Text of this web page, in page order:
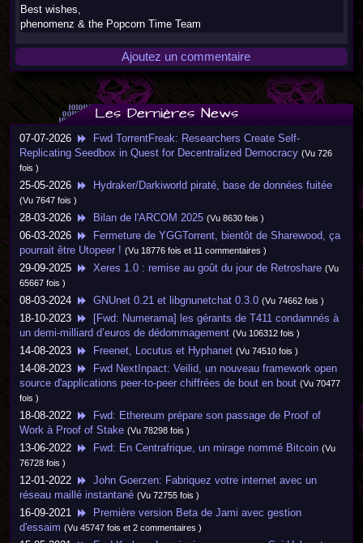
Best wishes,
phenomenz & the Popcorn Time Team
Ajoutez un commentaire
Les Dernières News
07-07-2026
Fwd TorrentFreak: Researchers Create Self-
Replicating Seedbox in Quest for Decentralized Democracy (Vu 726
fois )
25-05-2026 Hydraker/Darkiworld piraté, base de données fuitée
(Vu 7647 fois )
28-03-2026 Bilan de l'ARCOM 2025 (Vu 8630 fois )
06-03-2026
Fermeture de YGGTorrent, bientôt de Sharewood, ça
pourrait être Utopeer ! (Vu 18776 fois et 11 commentaires )
29-09-2025 Xeres 1.0 : remise au goût du jour de Retroshare (Vu
65667 fois )
08-03-2024 GNUnet 0.21 et libgnunetchat 0.3.0 (Vu 74662 fois )
18-10-2023
[Fwd: Numerama] les gérants de T411 condamnés à
un demi-milliard d’euros de dédommagement (Vu 106312 fois )
14-08-2023 Freenet, Locutus et Hyphanet (Vu 74510 fois )
14-08-2023
Fwd NextInpact: Veilid, un nouveau framework open
source d'applications peer-to-peer chiffrées de bout en bout (Vu 70477
fois )
18-08-2022
Fwd: Ethereum prépare son passage de Proof of
Work à Proof of Stake (Vu 78298 fois )
13-06-2022 Fwd: En Centrafrique, un mirage nommé Bitcoin (Vu
76728 fois )
12-01-2022
John Goerzen: Fabriquez votre internet avec un
réseau maillé instantané (Vu 72755 fois )
16-09-2021
Première version Beta de Jami avec gestion
d'essaim (Vu 45747 fois et 2 commentaires )